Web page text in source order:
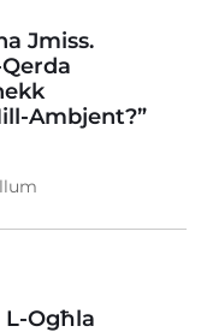
Jmiss.
Ambjent?”
L-Ogħla